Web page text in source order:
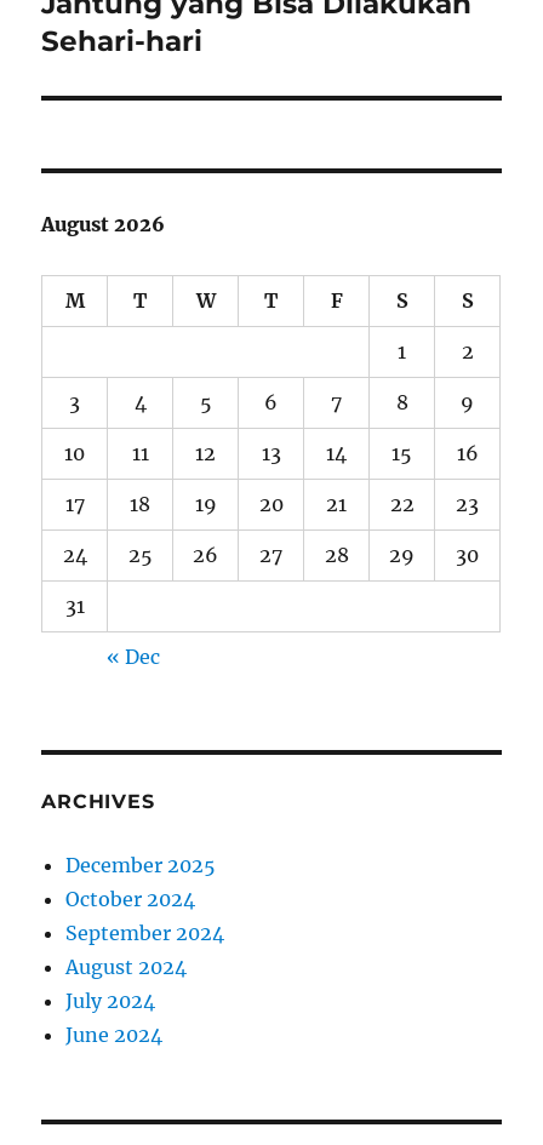
Sehari-hari
August 2026
M T W T F S S
1 2
3 4 5 6 7 8 9
10 11 12 13 14 15 16
17 18 19 20 21 22 23
24 25 26 27 28 29 30
31
« Dec
ARCHIVES
December 2025
October 2024
September 2024
August 2024
July 2024
June 2024